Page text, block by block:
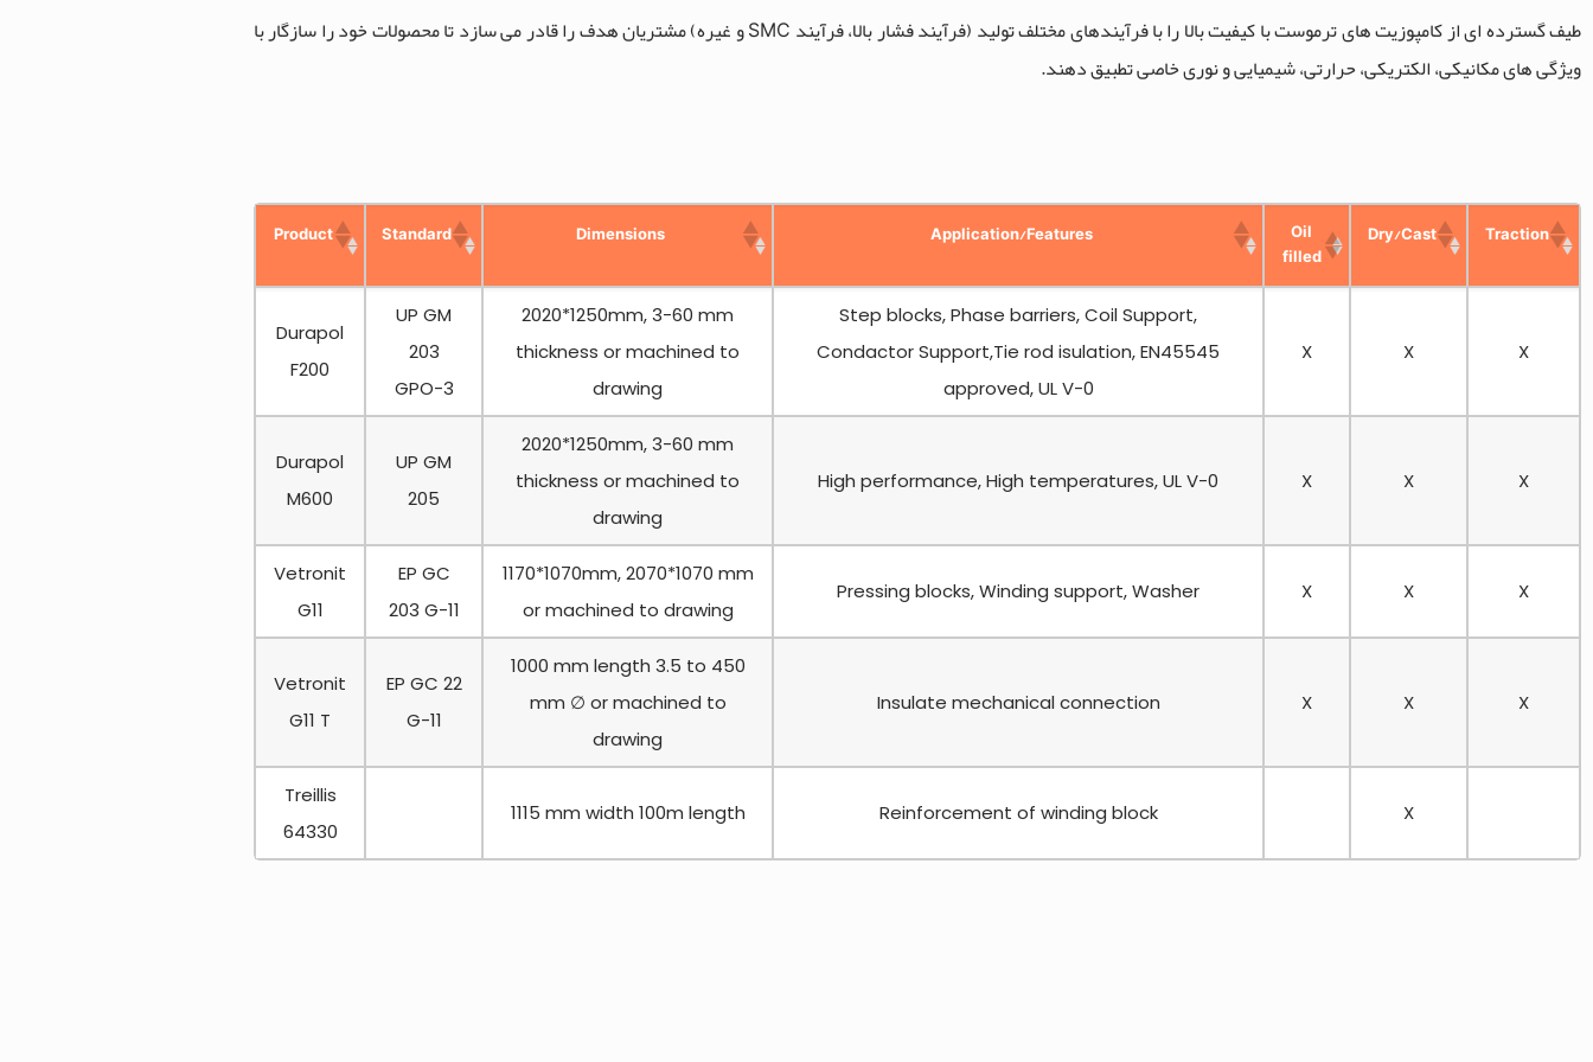
طیف گسترده ای از کامپوزیت های ترموست با کیفیت بالا را با فرآیندهای مختلف تولید (فرآیند فشار بالا، فرآیند SMC و غیره) مشتریان هدف را قادر می سازد تا محصولات خود را سازگار با
ویژگی های مکانیکی، الکتریکی، حرارتی، شیمیایی و نوری خاصی تطبیق دهند.
Product Standard Dimensions Application/Features
Oil
filled
Dry/Cast Traction
Durapol
F200
UP GM
203
GPO-3
2020*1250mm, 3-60 mm
thickness or machined to
drawing
Step blocks, Phase barriers, Coil Support,
Condactor Support,Tie rod isulation, EN45545
approved, UL V-0
X X X
Durapol
M600
UP GM
205
2020*1250mm, 3-60 mm
thickness or machined to
drawing
High performance, High temperatures, UL V-0 X X X
Vetronit
G11
EP GC
203 G-11
1170*1070mm, 2070*1070 mm
or machined to drawing
Pressing blocks, Winding support, Washer X X X
Vetronit
G11 T
EP GC 22
G-11
1000 mm length 3.5 to 450
mm ∅ or machined to
drawing
Insulate mechanical connection X X X
Treillis
64330
1115 mm width 100m length Reinforcement of winding block X